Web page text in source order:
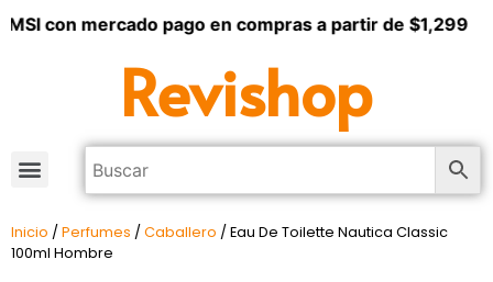
con mercado pago en compras a partir de $1,299
Revishop
Inicio / Perfumes / Caballero / Eau De Toilette Nautica Classic
100ml Hombre